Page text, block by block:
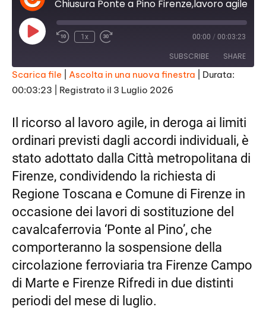
Play
Episode
1x 00:00 / 00:03:23
SUBSCRIBE SHARE
SHARE
LINK
EMBED
Scarica file Ascolta in una nuova finestra
Durata:
00:03:23
Registrato il 3 Luglio 2026
Il ricorso al lavoro agile, in deroga ai limiti
ordinari previsti dagli accordi individuali, è
stato adottato dalla Città metropolitana di
Firenze, condividendo la richiesta di
Regione Toscana e Comune di Firenze in
occasione dei lavori di sostituzione del
cavalcaferrovia ‘Ponte al Pino’, che
comporteranno la sospensione della
circolazione ferroviaria tra Firenze Campo
di Marte e Firenze Rifredi in due distinti
periodi del mese di luglio.